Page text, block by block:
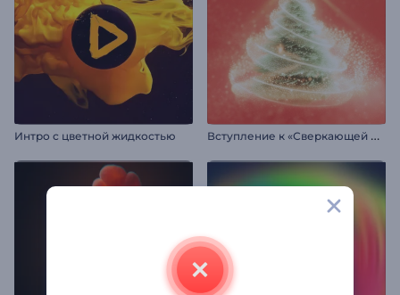
Интро с цветной жидкостью В
ступление к «Сверкающей рождественской елке»